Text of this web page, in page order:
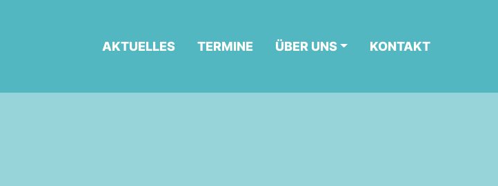
AKTUELLES TERMINE ÜBER UNS KONTAKT